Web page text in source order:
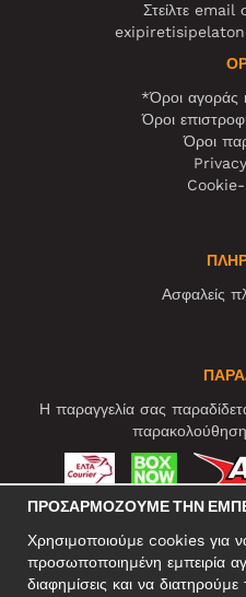
Στείλτε email
*Όροι αγοράς
Όροι
Όροι
Ασφαλείς
Η παραγγελία σας
ΠΡΟΣΑΡΜΌΖΟΥΜΕ ΤΗΝ
Χρησιμοποιούμε cookies για
προσωποποιημένη εμπειρία
διαφημίσεις και να